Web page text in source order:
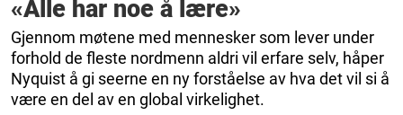
«Alle har noe å lære»
Gjennom møtene med mennesker som lever under
forhold de fleste nordmenn aldri vil erfare selv, håper
Nyquist å gi seerne en ny forståelse av hva det vil si å
være en del av en global virkelighet.